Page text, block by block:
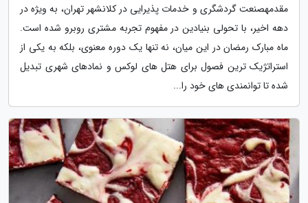
مقدمهصنعت گردشگری و خدمات پذیرایی در کلانشهر تهران، به ویژه در
دهه اخیر، با تحولی بنیادین در مفهوم تجربه مشتری روبرو شده است.
ماه مبارک رمضان در این میان، نه تنها یک دوره معنوی، بلکه به یکی از
استراتژیک ترین فصول برای هتل های لوکس و نمادهای شهری تبدیل
شده تا توانمندی های خود را...